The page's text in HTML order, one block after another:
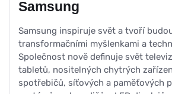
Samsung
Samsung inspiruje svět a tvoří
transformačními myšlenkami a
Společnost nově definuje svět
tabletů, nositelných chytrých
spotřebičů, síťových a paměťových